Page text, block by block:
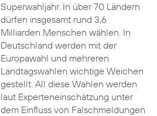
Superwahljahr. In über 70 Ländern
dürfen insgesamt rund 3,6
Milliarden Menschen wählen. In
Deutschland werden mit der
Europawahl und mehreren
Landtagswahlen wichtige Weichen
gestellt. All diese Wahlen werden
laut Experteneinschätzung unter
dem Einfluss von Falschmeldungen